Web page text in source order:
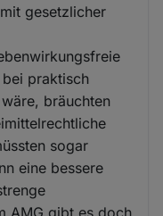
gesetzlicher
praktisch
bräuchten
sogar
eine bessere